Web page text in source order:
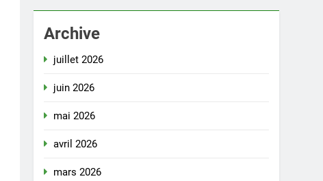
Archive
juillet 2026
juin 2026
mai 2026
avril 2026
mars 2026